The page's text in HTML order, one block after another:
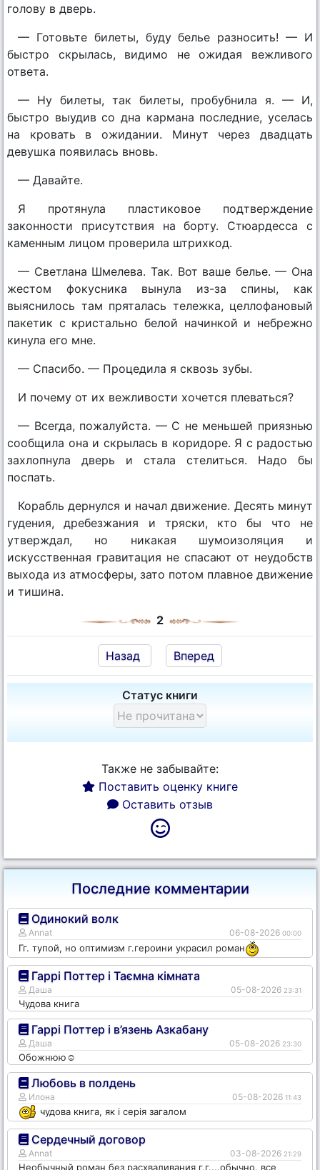
голову в дверь.
— Готовьте билеты, буду белье разносить! — И
быстро скрылась, видимо не ожидая вежливого
ответа.
— Ну билеты, так билеты, пробубнила я. — И,
быстро выудив со дна кармана последние, уселась
на кровать в ожидании. Минут через двадцать
девушка появилась вновь.
— Давайте.
Я протянула пластиковое подтверждение
законности присутствия на борту. Стюардесса с
каменным лицом проверила штрихкод.
— Светлана Шмелева. Так. Вот ваше белье. — Она
жестом фокусника вынула из-за спины, как
выяснилось там пряталась тележка, целлофановый
пакетик с кристально белой начинкой и небрежно
кинула его мне.
— Спасибо. — Процедила я сквозь зубы.
И почему от их вежливости хочется плеваться?
— Всегда, пожалуйста. — С не меньшей приязнью
сообщила она и скрылась в коридоре. Я с радостью
захлопнула дверь и стала стелиться. Надо бы
поспать.
Корабль дернулся и начал движение. Десять минут
гудения, дребезжания и тряски, кто бы что не
утверждал, но никакая шумоизоляция и
искусственная гравитация не спасают от неудобств
выхода из атмосферы, зато потом плавное движение
и тишина.
2
Назад Вперед
Статус книги
Также не забывайте:
Поставить оценку книге
Оставить отзыв
Последние комментарии
Одинокий волк
Annat 06-08-2026 00:00
Гг. тупой, но оптимизм г.героини украсил роман
Гаррі Поттер і Таємна кімната
Даша 05-08-2026 23:31
Чудова книга
Гаррі Поттер і в’язень Азкабану
Даша 05-08-2026 23:30
Обожнюю☺️
Любовь в полдень
Илона 05-08-2026 11:43
чудова книга, як і серія загалом
Сердечный договор
Annat 03-08-2026 21:29
Необычный роман без расхваливания г.г....обычно, все